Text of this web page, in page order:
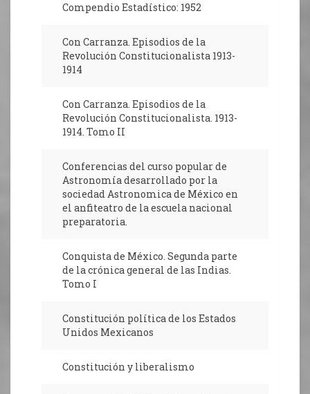
Compendio Estadístico: 1952
Con Carranza. Episodios de la
Revolución Constitucionalista 1913-
1914
Con Carranza. Episodios de la
Revolución Constitucionalista. 1913-
1914. Tomo II
Conferencias del curso popular de
Astronomía desarrollado por la
sociedad Astronomica de México en
el anfiteatro de la escuela nacional
preparatoria.
Conquista de México. Segunda parte
de la crónica general de las Indias.
Tomo I
Constitución política de los Estados
Unidos Mexicanos
Constitución y liberalismo